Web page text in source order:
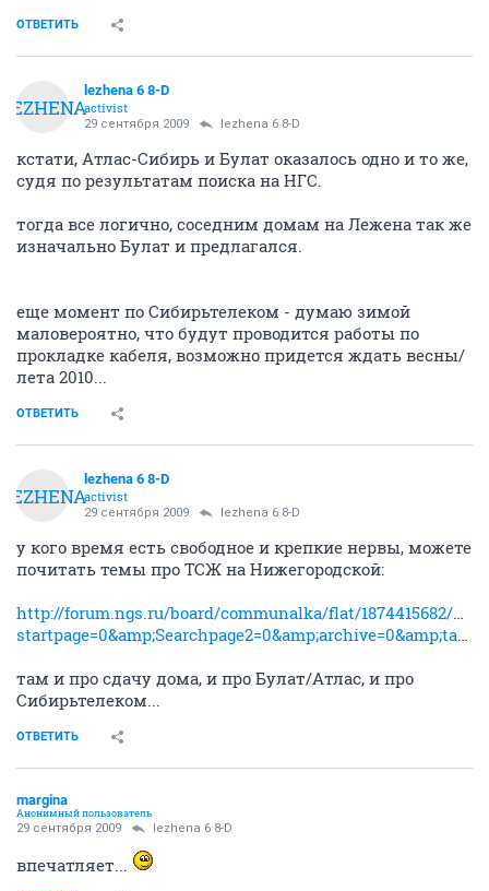
ОТВЕТИТЬ
LEZHENA
lezhena 6 8-D
activist
29 сентября 2009 lezhena 6 8-D
кстати, Атлас-Сибирь и Булат оказалось одно и то же,
судя по результатам поиска на НГС.
тогда все логично, соседним домам на Лежена так же
изначально Булат и предлагался.
еще момент по Сибирьтелеком - думаю зимой
маловероятно, что будут проводится работы по
прокладке кабеля, возможно придется ждать весны/
лета 2010...
ОТВЕТИТЬ
LEZHENA
lezhena 6 8-D
activist
29 сентября 2009 lezhena 6 8-D
у кого время есть свободное и крепкие нервы, можете
почитать темы про ТСЖ на Нижегородской:
http://forum.ngs.ru/board/communalka/flat/1874415682/
startpage=0&amp;Searchpage2=0&amp;archive=0&amp;table=0&amp;page=&amp;view=&amp;sb=5&amp;o=&amp;vc=1
там и про сдачу дома, и про Булат/Атлас, и про
Сибирьтелеком...
ОТВЕТИТЬ
margina
Анонимный пользователь
29 сентября 2009 lezhena 6 8-D
впечатляет...